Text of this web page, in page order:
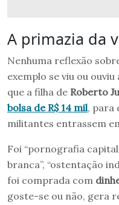
A primazia da
Nenhuma reflexão
exemplo se viu ou
que a filha de Roberto
bolsa de R$ 14 mil, para
militantes entrassem
Foi “pornografia
branca”, “ostentação
foi comprada com
goste-se ou não, gera